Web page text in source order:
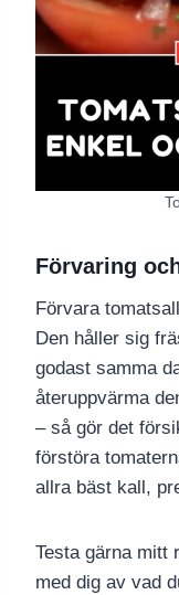
Förvaring
Förvara
Den håller sig
godast samma
återuppvärma
– så gör det
förstöra
allra bäst kall,
Testa gärna mitt
med dig av vad